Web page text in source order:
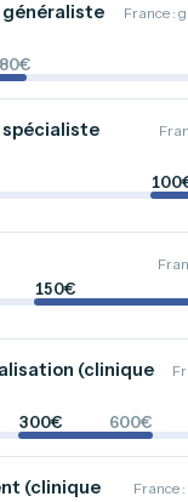
France :
150€
(clinique
300€ 600€
(clinique
France